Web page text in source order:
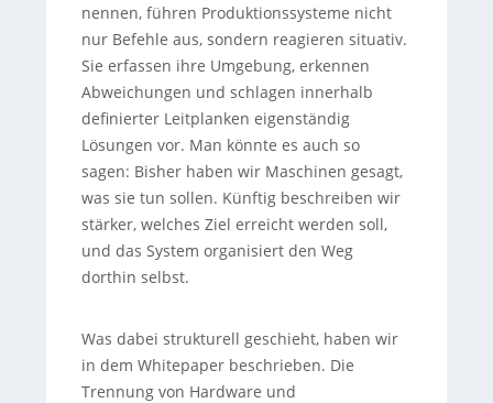
nennen, führen Produktionssysteme nicht
nur Befehle aus, sondern reagieren situativ.
Sie erfassen ihre Umgebung, erkennen
Abweichungen und schlagen innerhalb
definierter Leitplanken eigenständig
Lösungen vor. Man könnte es auch so
sagen: Bisher haben wir Maschinen gesagt,
was sie tun sollen. Künftig beschreiben wir
stärker, welches Ziel erreicht werden soll,
und das System organisiert den Weg
dorthin selbst.
Was dabei strukturell geschieht, haben wir
in dem Whitepaper beschrieben. Die
Trennung von Hardware und